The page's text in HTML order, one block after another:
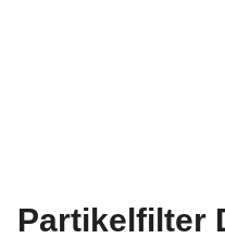
Partikelfilter